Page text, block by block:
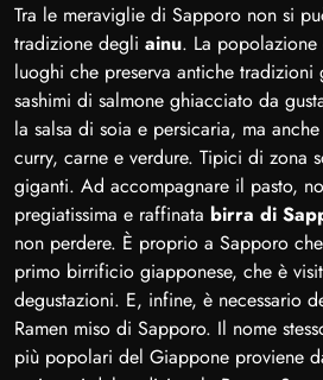
Tra le meraviglie di Sapporo non si
tradizione degli ainu. La
luoghi che preserva antiche tradizioni
sashimi di salmone ghiacciato da
la salsa di soia e persicaria, ma
curry, carne e verdure. Tipici di zona
giganti. Ad accompagnare il pasto,
pregiatissima e raffinata birra di
non perdere. È proprio a Sapporo
primo birrificio giapponese, che è
degustazioni. E, infine, è necessario
Ramen miso di Sapporo. Il nome
più popolari del Giappone proviene